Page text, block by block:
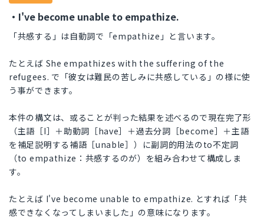
・I've become unable to empathize.
「共感する」は自動詞で「empathize」と言います。
たとえば She empathizes with the suffering of the
refugees. で「彼女は難民の苦しみに共感している」の様に使
う事ができます。
本件の構文は、或ることが判った結果を述べるので現在完了形
（主語［I］＋助動詞［have］＋過去分詞［become］＋主語
を補足説明する補語［unable］）に副詞的用法のto不定詞
（to empathize：共感するのが）を組み合わせて構成しま
す。
たとえば I've become unable to empathize. とすれば「共
感できなくなってしまいました」の意味になります。